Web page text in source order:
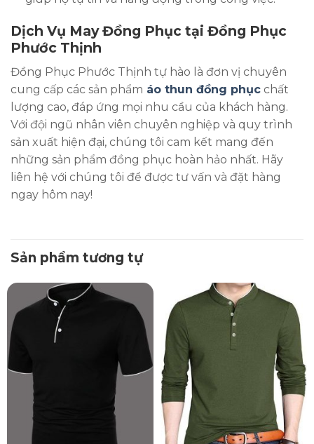
Dịch Vụ May Đồng Phục tại Đồng Phục
Phước Thịnh
Đồng Phục Phước Thịnh tự hào là đơn vị chuyên
cung cấp các sản phẩm áo thun đồng phục chất
lượng cao, đáp ứng mọi nhu cầu của khách hàng.
Với đội ngũ nhân viên chuyên nghiệp và quy trình
sản xuất hiện đại, chúng tôi cam kết mang đến
những sản phẩm đồng phục hoàn hảo nhất. Hãy
liên hệ với chúng tôi để được tư vấn và đặt hàng
ngay hôm nay!
Sản phẩm tương tự